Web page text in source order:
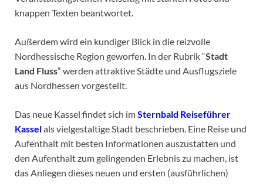
knappen Texten beantwortet.
Außerdem wird ein kundiger Blick in die reizvolle
Nordhessische Region geworfen. In der Rubrik “Stadt
Land Fluss“ werden attraktive Städte und Ausflugsziele
aus Nordhessen vorgestellt.
Das neue Kassel findet sich imSternbald Reiseführer
Kasselals vielgestaltige Stadt beschrieben. Eine Reise und
Aufenthalt mit besten Informationen auszustatten und
den Aufenthalt zum gelingenden Erlebnis zu machen, ist
das Anliegen dieses neuen und ersten (ausführlichen)